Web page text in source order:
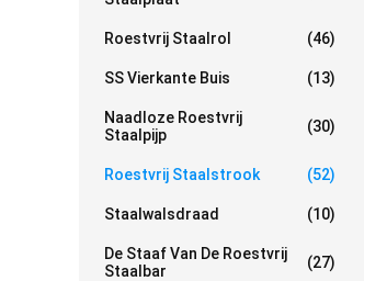
Roestvrij Staalrol (46)
SS Vierkante Buis (13)
Naadloze Roestvrij
Staalpijp
(30)
Roestvrij Staalstrook (52)
Staalwalsdraad (10)
De Staaf Van De Roestvrij
Staalbar
(27)